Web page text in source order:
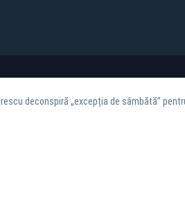
deconspiră „excepția de sâmbătă”